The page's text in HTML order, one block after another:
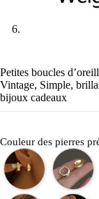
Petites boucles
Vintage, Simple,
bijoux cadeaux
Couleur des pierres